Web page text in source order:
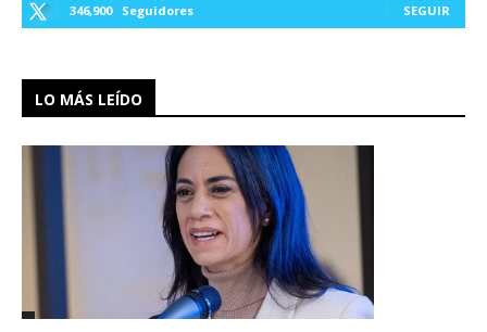
346,900 Seguidores SEGUIR
LO MÁS LEÍDO